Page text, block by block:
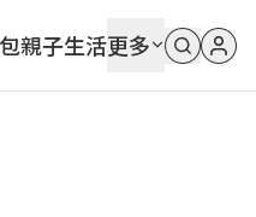
親子生活更多